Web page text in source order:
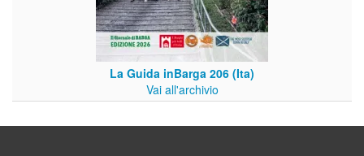
La Guida inBarga 206 (Ita)
Vai all'archivio